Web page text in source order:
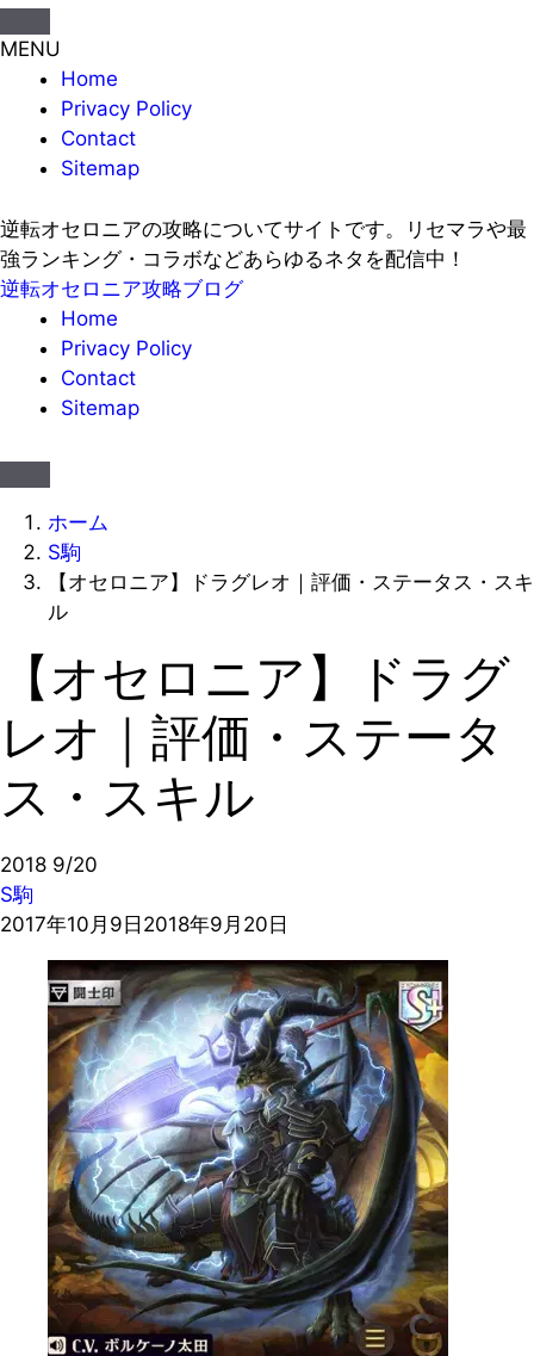
MENU
Home
Privacy Policy
Contact
Sitemap
逆転オセロニアの攻略についてサイトです。リセマラや最
強ランキング・コラボなどあらゆるネタを配信中！
逆転オセロニア攻略ブログ
Home
Privacy Policy
Contact
Sitemap
ホーム
S駒
【オセロニア】ドラグレオ｜評価・ステータス・スキ
ル
【オセロニア】ドラグ
レオ｜評価・ステータ
ス・スキル
2018 9/20
S駒
2017年10月9日 2018年9月20日